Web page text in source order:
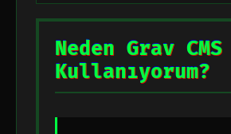
Neden Grav CMS
Kullanıyorum?